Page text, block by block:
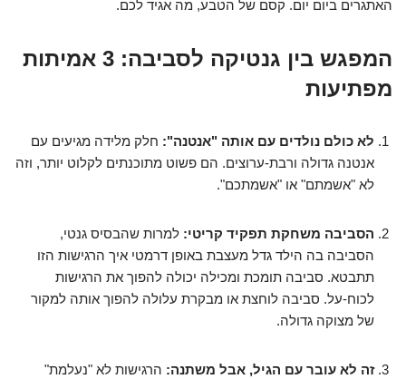
האתגרים ביום יום. קסם של הטבע, מה אגיד לכם.
המפגש בין גנטיקה לסביבה: 3 אמיתות
מפתיעות
לא כולם נולדים עם אותה "אנטנה": חלק מלידה מגיעים עם
אנטנה גדולה ורבת-ערוצים. הם פשוט מתוכנתים לקלוט יותר, וזה
לא "אשמתם" או "אשמתכם".
הסביבה משחקת תפקיד קריטי: למרות שהבסיס גנטי,
הסביבה בה הילד גדל מעצבת באופן דרמטי איך הרגישות הזו
תתבטא. סביבה תומכת ומכילה יכולה להפוך את הרגישות
לכוח-על. סביבה לוחצת או מבקרת עלולה להפוך אותה למקור
של מצוקה גדולה.
זה לא עובר עם הגיל, אבל משתנה: הרגישות לא "נעלמת"